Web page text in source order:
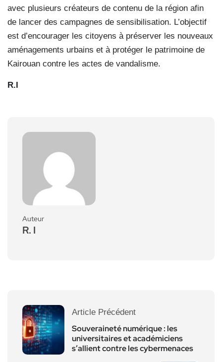
avec plusieurs créateurs de contenu de la région afin
de lancer des campagnes de sensibilisation. L’objectif
est d’encourager les citoyens à préserver les nouveaux
aménagements urbains et à protéger le patrimoine de
Kairouan contre les actes de vandalisme.
R.I
Auteur
R. I
Article Précédent
Souveraineté numérique : les
universitaires et académiciens
s’allient contre les cybermenaces